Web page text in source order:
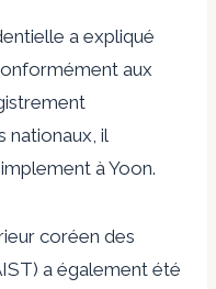
a expliqué
aux
nationaux, il
à Yoon.
coréen des
a également été